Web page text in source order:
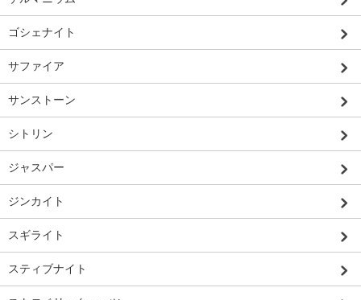
ゴシェナイト
サファイア
サンストーン
シトリン
ジャスパー
ジンカイト
スギライト
スティブナイト